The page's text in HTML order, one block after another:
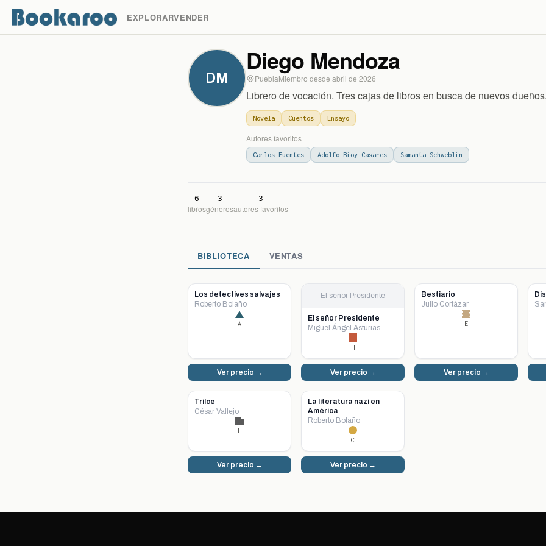
EXPLORARVENDER
DM
Diego Mendoza
PueblaMiembro desde abril de 2026
Librero de vocación. Tres cajas de libros en busca de nuevos dueños.
Novela Cuentos Ensayo
Autores favoritos
Carlos Fuentes Adolfo Bioy Casares Samanta Schweblin
6
libros
3
géneros
3
autoresfavoritos
BIBLIOTECA VENTAS
Los detectives salvajes
Roberto Bolaño
A
Ver precio →
El señor Presidente
El señor Presidente
Miguel Ángel Asturias
H
Ver precio →
Bestiario
Julio Cortázar
E
Ver precio →
Trilce
César Vallejo
L
Ver precio →
La literatura nazi en
América
Roberto Bolaño
C
Ver precio →